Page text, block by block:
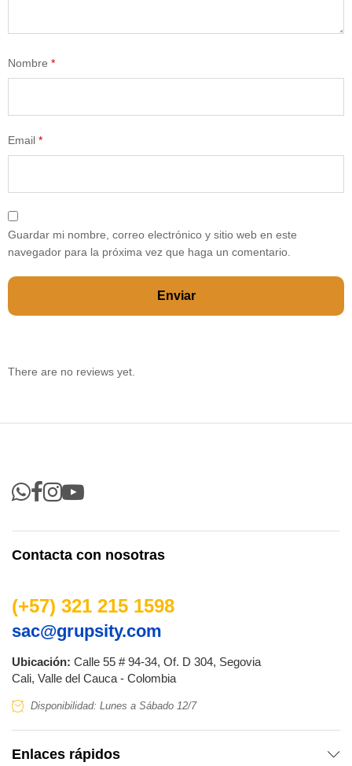
Nombre *
Email *
Guardar mi nombre, correo electrónico y sitio web en este
navegador para la próxima vez que haga un comentario.
There are no reviews yet.
Contacta con nosotras
(+57) 321 215 1598
sac@grupsity.com
Ubicación: Calle 55 # 94-34, Of. D 304, Segovia
Cali, Valle del Cauca - Colombia
Disponibilidad: Lunes a Sábado 12/7
Enlaces rápidos